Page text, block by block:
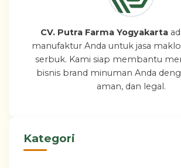
CV. Putra Farma Yogyakarta
manufaktur Anda untuk jasa
serbuk. Kami siap membantu
bisnis brand minuman Anda
aman, dan legal.
Kategori